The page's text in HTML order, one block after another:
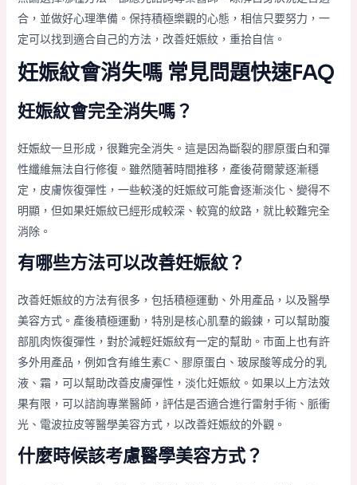
合，並做好心理準備。保持積極樂觀的心態，相信只要努力，一
定可以找到適合自己的方法，改善妊娠紋，重拾自信。
妊娠紋會消失嗎 常見問題快速FAQ
妊娠紋會完全消失嗎？
妊娠紋一旦形成，很難完全消失。這是因為斷裂的膠原蛋白和彈
性纖維無法自行修復。雖然隨著時間推移，產後荷爾蒙逐漸穩
定，皮膚恢復彈性，一些較淺的妊娠紋可能會逐漸淡化、變得不
明顯，但如果妊娠紋已經形成較深、較寬的紋路，就比較難完全
消除。
有哪些方法可以改善妊娠紋？
改善妊娠紋的方法有很多，包括積極運動、外用產品，以及醫學
美容方式。產後積極運動，特別是核心肌羣的鍛鍊，可以幫助腹
部肌肉恢復彈性，對於減輕妊娠紋有一定的幫助。市面上也有許
多外用產品，例如含有維生素C、膠原蛋白、玻尿酸等成分的乳
液、霜，可以幫助改善皮膚彈性，淡化妊娠紋。如果以上方法效
果有限，可以諮詢專業醫師，評估是否適合進行雷射手術、脈衝
光、電波拉皮等醫學美容方式，以改善妊娠紋的外觀。
什麼時候該考慮醫學美容方式？